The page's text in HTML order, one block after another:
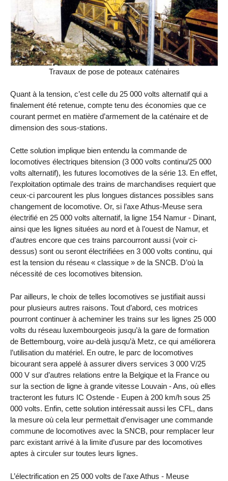
Travaux de pose de poteaux caténaires
Quant à la tension, c’est celle du 25 000 volts alternatif qui a
finalement été retenue, compte tenu des économies que ce
courant permet en matière d’armement de la caténaire et de
dimension des sous-stations.
Cette solution implique bien entendu la commande de
locomotives électriques bitension (3 000 volts continu/25 000
volts alternatif), les futures locomotives de la série 13. En effet,
l’exploitation optimale des trains de marchandises requiert que
ceux-ci parcourent les plus longues distances possibles sans
changement de locomotive. Or, si l’axe Athus-Meuse sera
électrifié en 25 000 volts alternatif, la ligne 154 Namur - Dinant,
ainsi que les lignes situées au nord et à l’ouest de Namur, et
d’autres encore que ces trains parcourront aussi (voir ci-
dessus) sont ou seront électrifiées en 3 000 volts continu, qui
est la tension du réseau « classique » de la SNCB. D’où la
nécessité de ces locomotives bitension.
Par ailleurs, le choix de telles locomotives se justifiait aussi
pour plusieurs autres raisons. Tout d’abord, ces motrices
pourront continuer à acheminer les trains sur les lignes 25 000
volts du réseau luxembourgeois jusqu’à la gare de formation
de Bettembourg, voire au-delà jusqu’à Metz, ce qui améliorera
l’utilisation du matériel. En outre, le parc de locomotives
bicourant sera appelé à assurer divers services 3 000 V/25
000 V sur d’autres relations entre la Belgique et la France ou
sur la section de ligne à grande vitesse Louvain - Ans, où elles
tracteront les futurs IC Ostende - Eupen à 200 km/h sous 25
000 volts. Enfin, cette solution intéressait aussi les CFL, dans
la mesure où cela leur permettait d’envisager une commande
commune de locomotives avec la SNCB, pour remplacer leur
parc existant arrivé à la limite d’usure par des locomotives
aptes à circuler sur toutes leurs lignes.
L’électrification en 25 000 volts de l’axe Athus - Meuse